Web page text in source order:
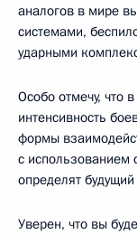
аналогов в мире
системами,
ударными
Особо отмечу, что
интенсивность
формы
с использованием
определят
Уверен, что вы